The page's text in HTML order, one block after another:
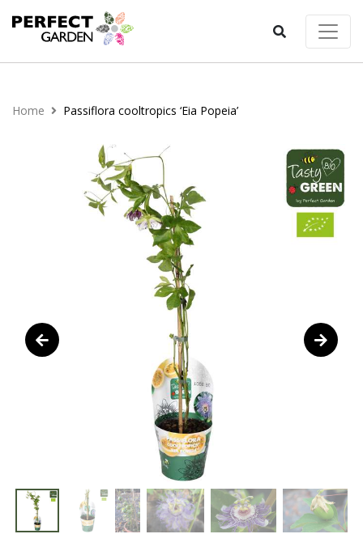
Home Passiflora cooltropics ‘Eia Popeia’